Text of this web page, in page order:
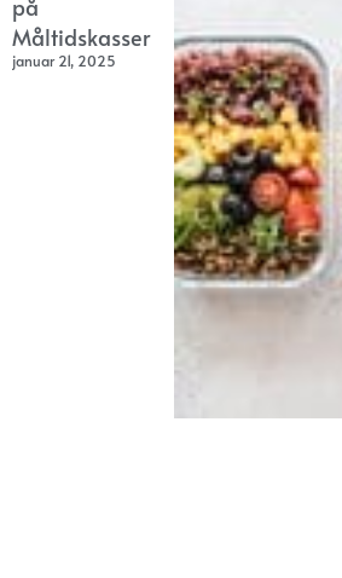
på
Måltidskasser
januar 21, 2025